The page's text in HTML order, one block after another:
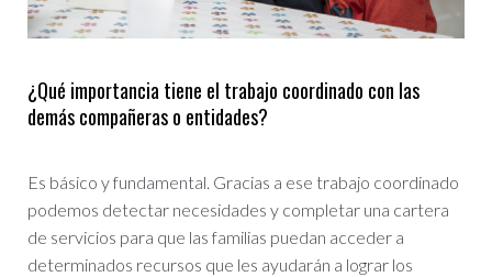
¿Qué importancia tiene el trabajo coordinado con las
demás compañeras o entidades?
Es básico y fundamental. Gracias a ese trabajo coordinado
podemos detectar necesidades y completar una cartera
de servicios para que las familias puedan acceder a
determinados recursos que les ayudarán a lograr los